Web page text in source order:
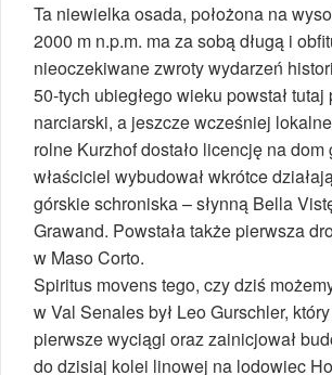
Ta niewielka osada, położona na
2000 m n.p.m. ma za sobą długą i
nieoczekiwane zwroty wydarzeń
50-tych ubiegłego wieku powstał
narciarski, a jeszcze wcześniej
rolne Kurzhof dostało licencję na dom
właściciel wybudował wkrótce
górskie schroniska – słynną Bella
Grawand. Powstała także pierwsza
w Maso Corto.
Spiritus movens tego, czy dziś
w Val Senales był Leo Gurschler,
pierwsze wyciągi oraz zainicjował
do dzisiaj kolei linowej na lodowiec